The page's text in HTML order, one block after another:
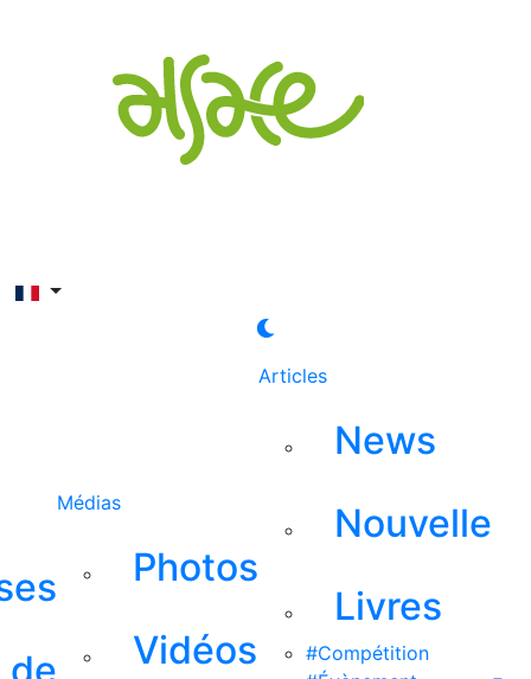
Médias
Photos
Vidéos
Articles
News
Nouvelle
Livres
#Compétition